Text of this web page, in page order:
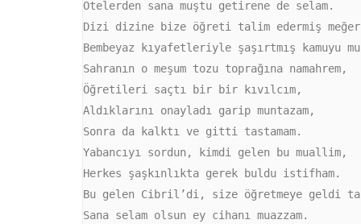
Ötelerden sana muştu getirene de selam.
Dizi dizine bize öğreti talim edermiş
Bembeyaz kıyafetleriyle şaşırtmış kamuyu
Sahranın o meşum tozu toprağına namahrem,
Öğretileri saçtı bir bir kıvılcım,
Aldıklarını onayladı garip muntazam,
Sonra da kalktı ve gitti tastamam.
Yabancıyı sordun, kimdi gelen bu muallim,
Herkes şaşkınlıkta gerek buldu istifham.
Bu gelen Cibril’di, size öğretmeye geldi
Sana selam olsun ey cihanı muazzam.